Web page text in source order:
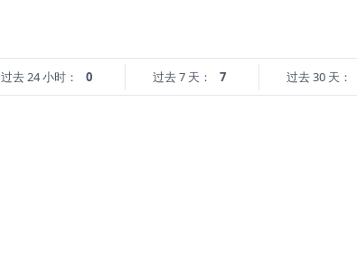
过去 24 小时： 0 过去 7 天： 7 过去 30 天：